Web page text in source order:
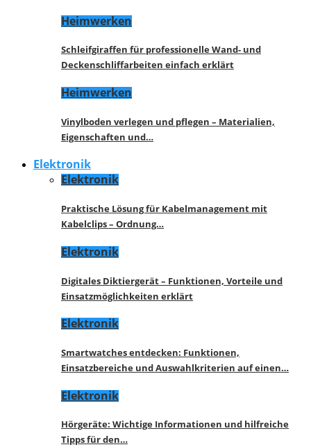
Heimwerken
Schleifgiraffen für professionelle Wand- und
Deckenschliffarbeiten einfach erklärt
Heimwerken
Vinylboden verlegen und pflegen – Materialien,
Eigenschaften und…
Elektronik
Elektronik
Praktische Lösung für Kabelmanagement mit
Kabelclips – Ordnung…
Elektronik
Digitales Diktiergerät – Funktionen, Vorteile und
Einsatzmöglichkeiten erklärt
Elektronik
Smartwatches entdecken: Funktionen,
Einsatzbereiche und Auswahlkriterien auf einen…
Elektronik
Hörgeräte: Wichtige Informationen und hilfreiche
Tipps für den…